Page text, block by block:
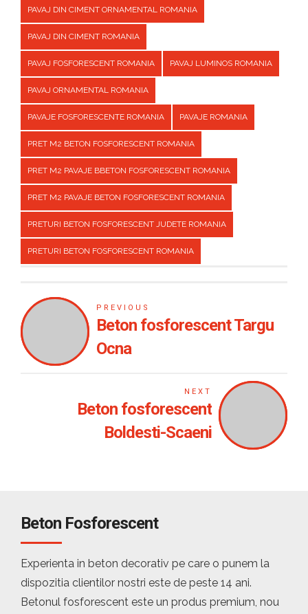
PAVAJ DIN CIMENT ORNAMENTAL ROMANIA
PAVAJ DIN CIMENT ROMANIA
PAVAJ FOSFORESCENT ROMANIA PAVAJ LUMINOS ROMANIA
PAVAJ ORNAMENTAL ROMANIA
PAVAJE FOSFORESCENTE ROMANIA PAVAJE ROMANIA
PRET M2 BETON FOSFORESCENT ROMANIA
PRET M2 PAVAJE BBETON FOSFORESCENT ROMANIA
PRET M2 PAVAJE BETON FOSFORESCENT ROMANIA
PRETURI BETON FOSFORESCENT JUDETE ROMANIA
PRETURI BETON FOSFORESCENT ROMANIA
PREVIOUS
Beton fosforescent Targu
Ocna
NEXT
Beton fosforescent
Boldesti-Scaeni
Beton Fosforescent
Experienta in beton decorativ pe care o punem la
dispozitia clientilor nostri este de peste 14 ani.
Betonul fosforescent este un produs premium, nou